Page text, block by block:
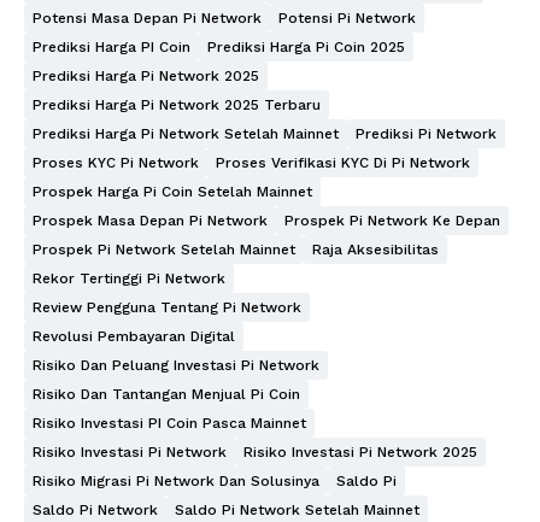
Potensi Masa Depan Pi Network
Potensi Pi Network
Prediksi Harga PI Coin
Prediksi Harga Pi Coin 2025
Prediksi Harga Pi Network 2025
Prediksi Harga Pi Network 2025 Terbaru
Prediksi Harga Pi Network Setelah Mainnet
Prediksi Pi Network
Proses KYC Pi Network
Proses Verifikasi KYC Di Pi Network
Prospek Harga Pi Coin Setelah Mainnet
Prospek Masa Depan Pi Network
Prospek Pi Network Ke Depan
Prospek Pi Network Setelah Mainnet
Raja Aksesibilitas
Rekor Tertinggi Pi Network
Review Pengguna Tentang Pi Network
Revolusi Pembayaran Digital
Risiko Dan Peluang Investasi Pi Network
Risiko Dan Tantangan Menjual Pi Coin
Risiko Investasi PI Coin Pasca Mainnet
Risiko Investasi Pi Network
Risiko Investasi Pi Network 2025
Risiko Migrasi Pi Network Dan Solusinya
Saldo Pi
Saldo Pi Network
Saldo Pi Network Setelah Mainnet